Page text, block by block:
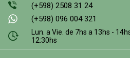
(+598) 2508 31 24
(+598) 096 004 321
Lun. a Vie. de 7hs a 13hs -
12:30hs